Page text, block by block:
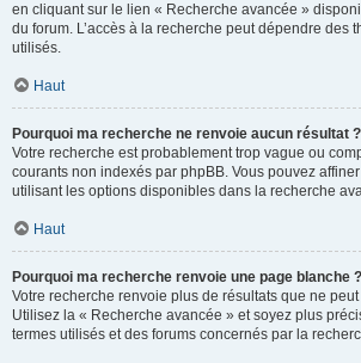
en cliquant sur le lien « Recherche avancée »
du forum. L’accès à la recherche peut dépendre des
utilisés.
Haut
Pourquoi ma recherche ne renvoie aucun résultat ?
Votre recherche est probablement trop vague ou
courants non indexés par phpBB. Vous pouvez
utilisant les options disponibles dans la recherche
Haut
Pourquoi ma recherche renvoie une page blanche
Votre recherche renvoie plus de résultats que ne
Utilisez la « Recherche avancée » et soyez plus
termes utilisés et des forums concernés par la